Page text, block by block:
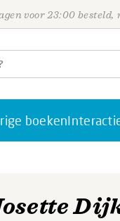
voor 23:00 besteld,
boeken